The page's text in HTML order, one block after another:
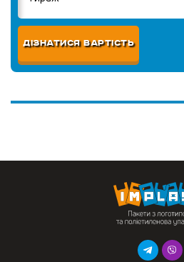
ДІЗНАТИСЯ ВАРТІСТЬ